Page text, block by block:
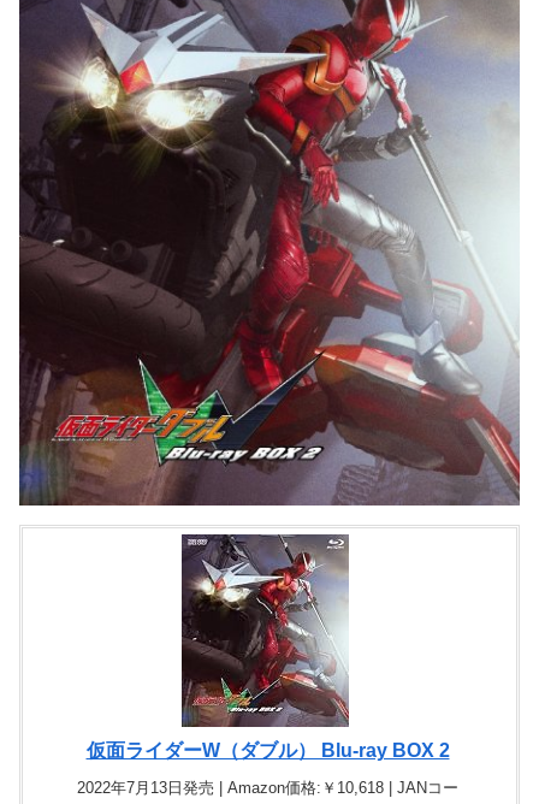
仮面ライダーW（ダブル） Blu-ray BOX 2
2022年7月13日発売 | Amazon価格:￥10,618 | JANコー